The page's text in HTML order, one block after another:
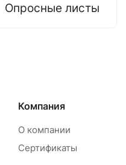
Опросные листы
Компания
О компании
Сертификаты